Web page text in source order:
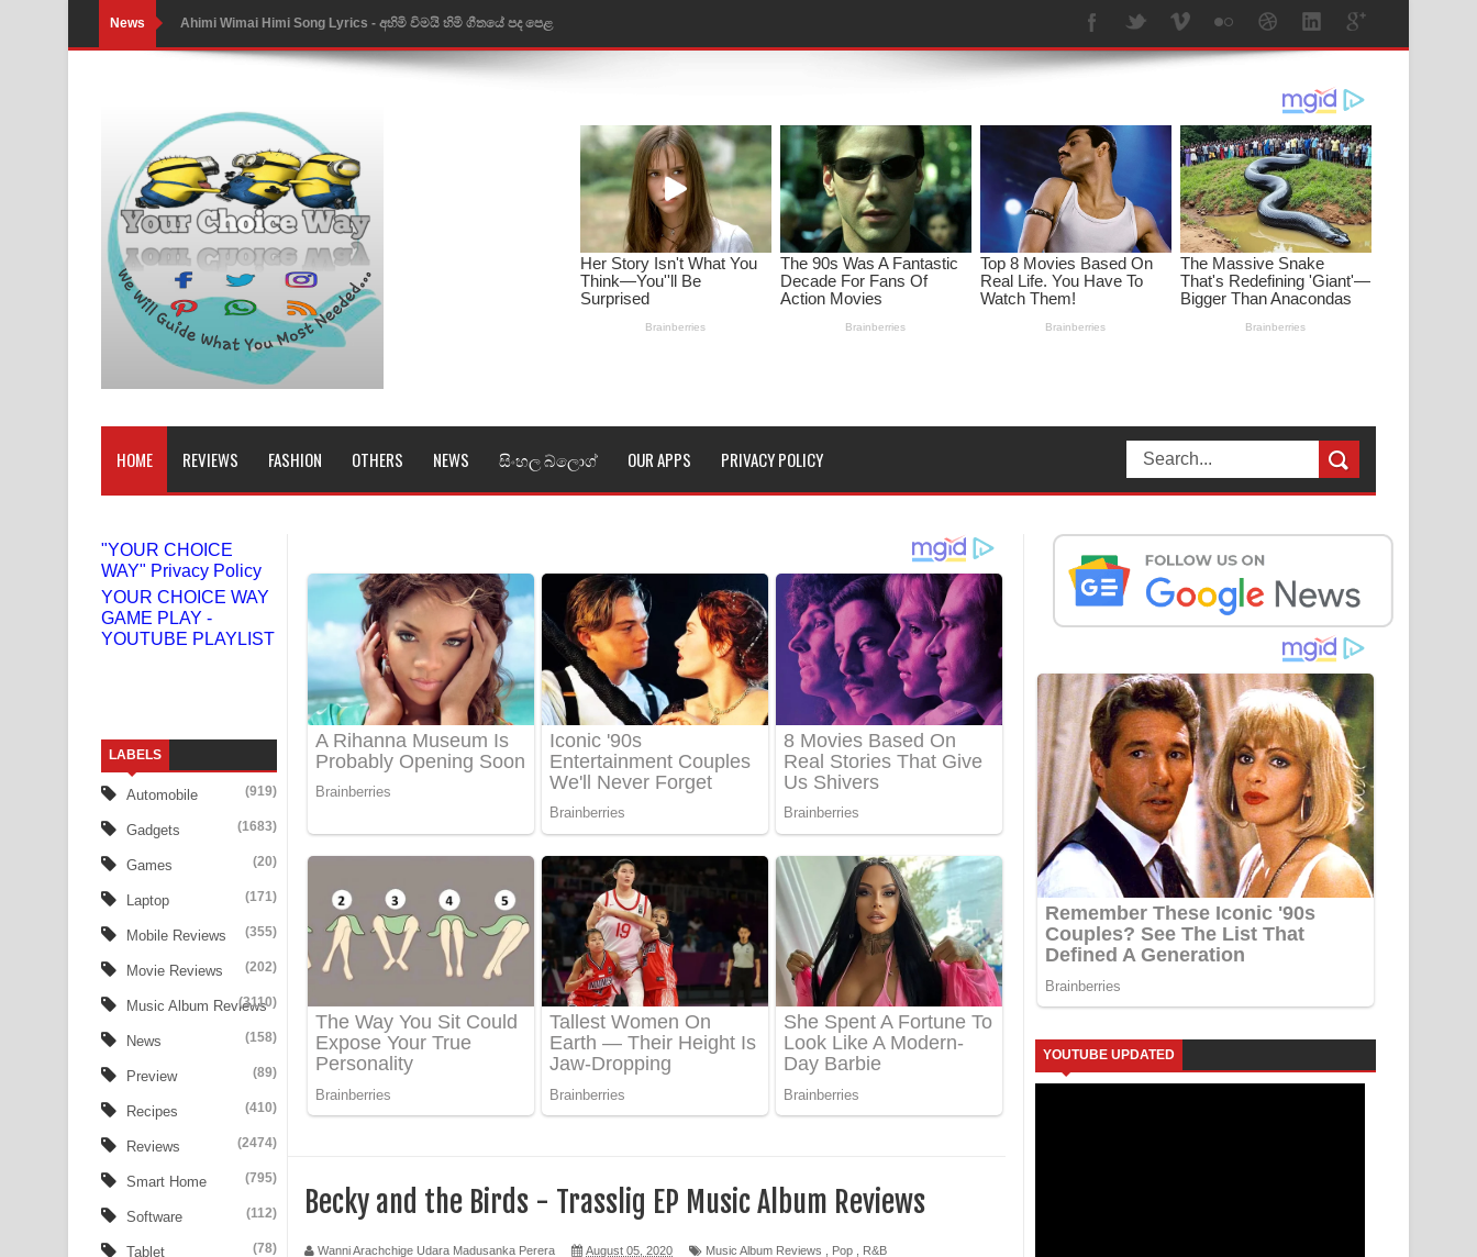
News Ahimi Wimai Himi Song Lyrics - අහිමි විමයි හිමි ගීතයේ පද පෙළ
Mathaka Parana Song Lyrics - මතක පාරනා ගීතයේ පද පෙළ
Nimnadhen Song Lyrics - නිම්නාදෙන් ගීතයේ පද පෙළ
Obamai Mage Adare Song Lyrics - ඔබමයි මගේ ආදරේ ගීතයේ පද පෙළ
Pansal Gihin Song Lyrics - පන්සල් ගිහිං ගීතයේ පද පෙළ
Ankeliya Song Lyrics - අංකෙළිය ගීතයේ පද පෙළ
DEAR GOD Song Lyrics - ඩියර් ගෝඩ් ගීතයේ පද පෙළ
MANAMALA KATHA Song Lyrics - මනමාල කතා ගීතයේ පද පෙළ
Dai Dai Lyrics - Shakira, Burna Boy | 2026 football world cup song lyrics
Numba Dun Aadare Song Lyrics - නුඹ දුන් ආදරේ ගීතයේ පද පෙළ
Liyamuda Dan Anagathe Song Lyrics - ලියමුද දැන් අනාගතේ ගීතයේ පද පෙළ
Doni Song Lyrics - දෝණි ගීතයේ පද පෙළ
Benthara Palame Song Lyrics - බෙන්තර පාලමේ ගීතයේ පද පෙළ
Sanda Babalena Song Lyrics - සඳ බැබලෙන ගීතයේ පද පෙළ
Adare Wadi Nisa Song Lyrics - ආදරේ වැඩි නිසා ගීතයේ පද පෙළ
UNUHUMA Song Lyrics - උණුහුම ගීතයේ පද පෙළ
Katakara Song Lyrics - කටකාර ගීතයේ පද පෙළ
Tharu Yaye Dilena Song Lyrics - තරු යායේ දිලෙනා ගීතයේ පද පෙළ
Heavy Weight Song Lyrics
FEVER DREAM Lyrics - Alex Warren
BTS : Hooligan Lyrics
HOME REVIEWS FASHION OTHERS NEWS සිංහල බ්ලොග් OUR APPS PRIVACY POLICY
"YOUR CHOICE
WAY" Privacy Policy
YOUR CHOICE WAY
GAME PLAY -
YOUTUBE PLAYLIST
LABELS
Automobile (919)
Gadgets (1683)
Games (20)
Laptop (171)
Mobile Reviews (355)
Movie Reviews (202)
Music Album Reviews
(3110)
News (158)
Preview (89)
Recipes (410)
Reviews (2474)
Smart Home (795)
Software (112)
Tablet (78)
Becky and the Birds - Trasslig EP Music Album Reviews
Wanni Arachchige Udara Madusanka Perera August 05, 2020 Music Album Reviews Pop R&B
YOUTUBE UPDATED